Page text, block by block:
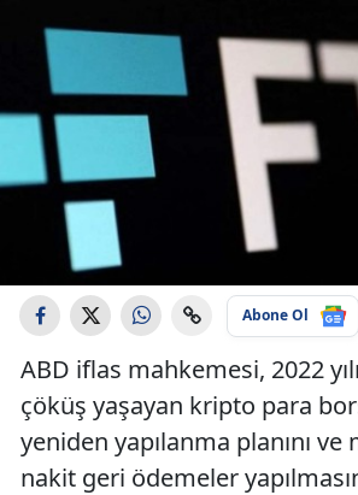
Abone Ol
ABD iflas mahkemesi, 2022
çöküş yaşayan kripto para
yeniden yapılanma planını
nakit geri ödemeler